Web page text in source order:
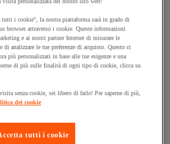
e filetto riportato
tutti i cookie", la nostra piattaforma sarà in grado di
browser attraverso i cookie. Queste informazioni
e ai nostri partner Internet di misurare le
di analizzare le tue preferenze di acquisto. Questo ci
più personalizzati in base alle tue esigenze e una
di più sulle finalità di ogni tipo di cookie, clicca su
senza cookie, sei libero di farlo! Per saperne di più,
dei cookie
tutti i cookie